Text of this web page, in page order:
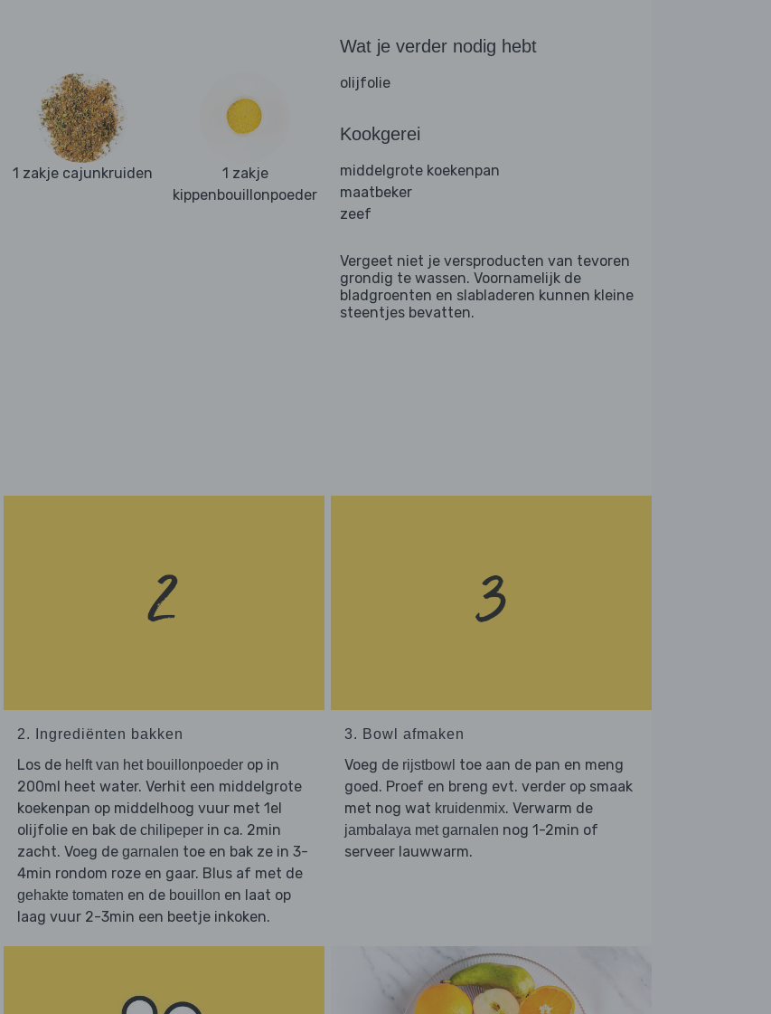
1 zakje cajunkruiden
1 zakje
kippenbouillonpoeder
Wat je verder nodig hebt
olijfolie
Kookgerei
middelgrote koekenpan
maatbeker
zeef
Vergeet niet je versproducten van tevoren
grondig te wassen. Voornamelijk de
bladgroenten en slabladeren kunnen kleine
steentjes bevatten.
2. Ingrediënten bakken
Los de helft van het bouillonpoederop in
200ml heet water. Verhit een middelgrote
koekenpan op middelhoog vuur met 1el
olijfolie en bak de chilipeperin ca. 2min
zacht. Voeg de garnalen toe en bak ze in 3-
4min rondom roze en gaar. Blus af met de
gehakte tomaten en de bouillon en laat op
laag vuur 2-3min een beetje inkoken.
3. Bowl afmaken
Voeg de rijstbowl toe aan de pan en meng
goed. Proef en breng evt. verder op smaak
met nog wat kruidenmix. Verwarm de
jambalaya met garnalen nog 1-2min of
serveer lauwwarm.